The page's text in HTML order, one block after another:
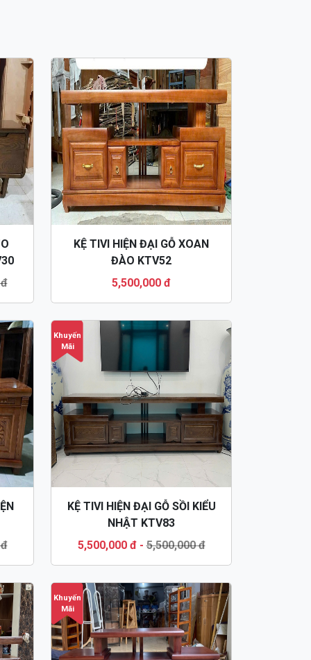
KỆ TIVI HIỆN ĐẠI GỖ XOAN
ĐÀO KTV52
5,500,000 đ
Khuyến
Mãi
KỆ TIVI HIỆN ĐẠI GỖ SỒI KIỂU
NHẬT KTV83
5,500,000 đ-5,500,000 đ
Khuyến
Mãi